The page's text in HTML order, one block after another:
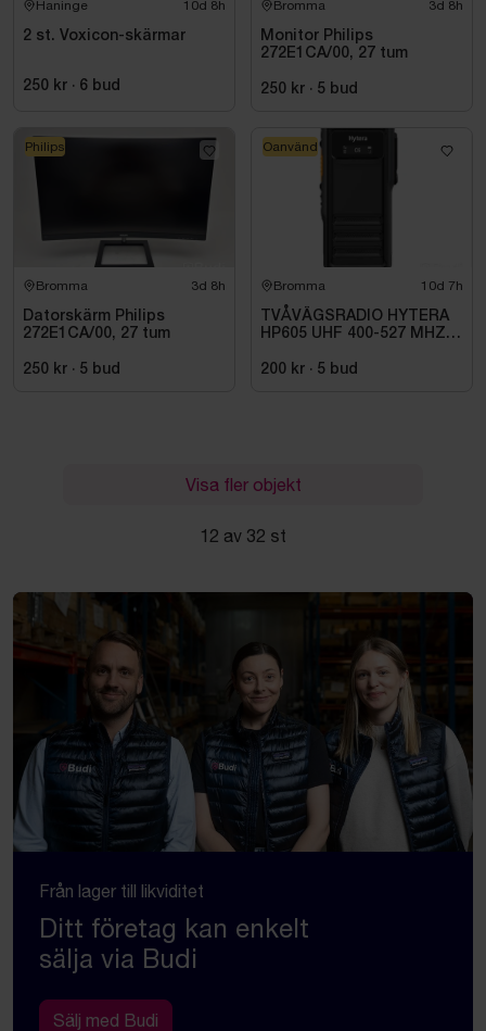
Haninge 10d 8h
2 st. Voxicon-skärmar
250 kr · 6 bud
Bromma 3d 8h
Monitor Philips
272E1CA/00, 27 tum
250 kr · 5 bud
Bromma 3d 8h
Datorskärm Philips
272E1CA/00, 27 tum
250 kr · 5 bud
Philips
Bromma 10d 7h
TVÅVÄGSRADIO HYTERA
HP605 UHF 400-527 MHZ
200 kr · 5 bud
Oanvänd
Visa fler objekt
12 av 32 st
Från lager till likviditet
Ditt företag kan enkelt
sälja via Budi
Sälj med Budi